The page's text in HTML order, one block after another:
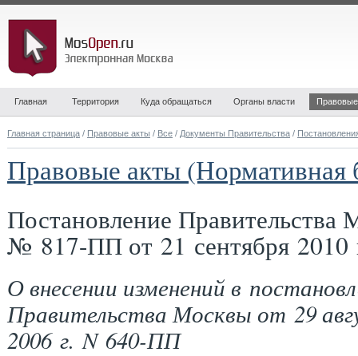
Главная Территория Куда обращаться Органы власти
Главная страница / Правовые акты / Все / Документы Правительства /
Правовые акты (Нормативная
Постановление Правительства
№ 817-ПП от 21 сентября 2010
О внесении изменений в
Правительства Москвы от 29
2006 г. N 640-ПП